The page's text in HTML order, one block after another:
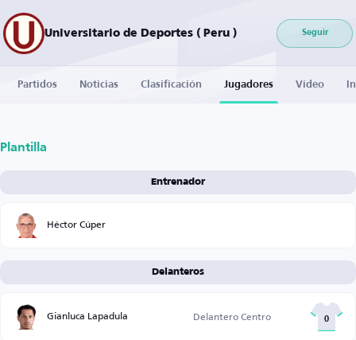
Universitario de Deportes ( Peru ) Seguir
Partidos Noticias Clasificación Jugadores Vídeo
Plantilla
Entrenador
Héctor Cúper
Delanteros
Gianluca Lapadula Delantero Centro 0